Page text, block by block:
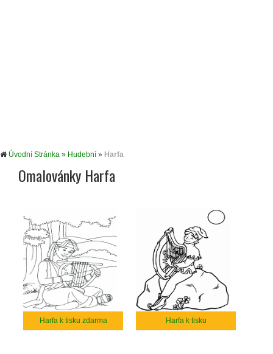
Úvodní Stránka » Hudební » Harfa
Omalovánky Harfa
Harfa k tisku zdarma Harfa k tisku